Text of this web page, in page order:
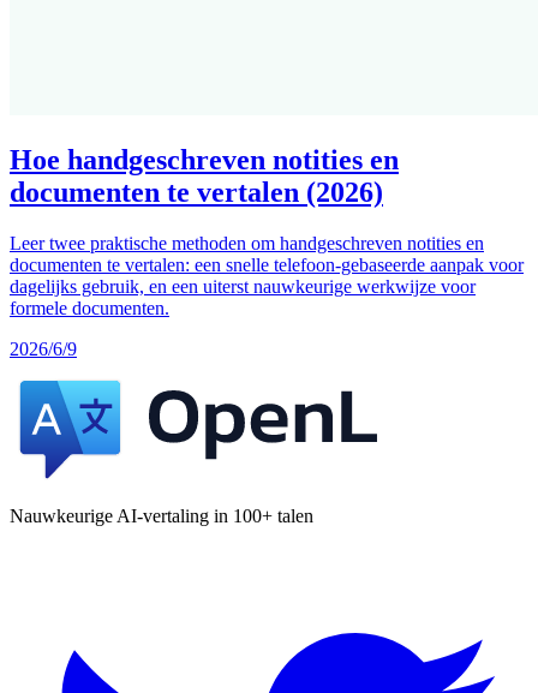
Hoe handgeschreven notities en
documenten te vertalen (2026)
Leer twee praktische methoden om handgeschreven notities en
documenten te vertalen: een snelle telefoon-gebaseerde aanpak voor
dagelijks gebruik, en een uiterst nauwkeurige werkwijze voor
formele documenten.
2026/6/9
Nauwkeurige AI-vertaling in 100+ talen